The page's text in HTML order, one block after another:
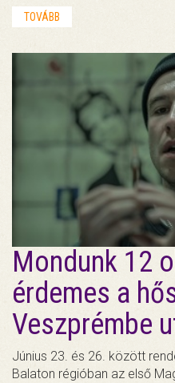
TOVÁBB
Mondunk 12
érdemes a
Veszprémbe
Június 23. és 26. között
Balaton régióban az első